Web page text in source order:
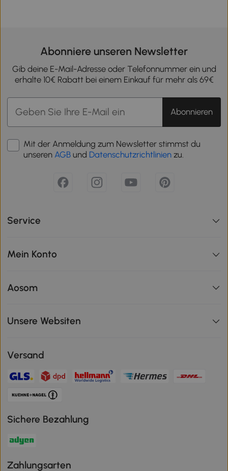
Abonniere unseren Newsletter
Gib deine E-Mail-Adresse oder Telefonnummer ein und
erhalte 10€ Rabatt bei einem Einkauf für mehr als 69€
Abonnieren
Mit der Anmeldung zum Newsletter stimmst du
unseren AGB und Datenschutzrichtlinien zu.
Service
Mein Konto
Aosom
Unsere Websiten
Versand
Sichere Bezahlung
Zahlungsarten